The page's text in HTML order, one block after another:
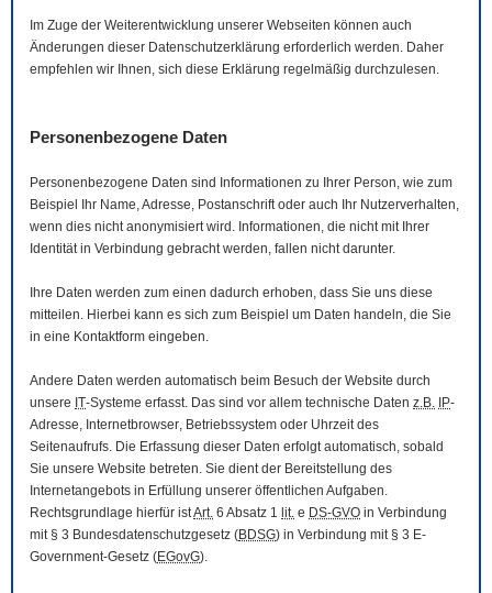
Im Zuge der Weiterentwicklung unserer Webseiten können auch
Änderungen dieser Datenschutzerklärung erforderlich werden. Daher
empfehlen wir Ihnen, sich diese Erklärung regelmäßig durchzulesen.
Personenbezogene Daten
Personenbezogene Daten sind Informationen zu Ihrer Person, wie zum
Beispiel Ihr Name, Adresse, Postanschrift oder auch Ihr Nutzerverhalten,
wenn dies nicht anonymisiert wird. Informationen, die nicht mit Ihrer
Identität in Verbindung gebracht werden, fallen nicht darunter.
Ihre Daten werden zum einen dadurch erhoben, dass Sie uns diese
mitteilen. Hierbei kann es sich zum Beispiel um Daten handeln, die Sie
in eine Kontaktform eingeben.
Andere Daten werden automatisch beim Besuch der Website durch
unsere IT-Systeme erfasst. Das sind vor allem technische Daten z.B. IP-
Adresse, Internetbrowser, Betriebssystem oder Uhrzeit des
Seitenaufrufs. Die Erfassung dieser Daten erfolgt automatisch, sobald
Sie unsere Website betreten. Sie dient der Bereitstellung des
Internetangebots in Erfüllung unserer öffentlichen Aufgaben.
Rechtsgrundlage hierfür istArt. 6 Absatz 1 lit. e DS-GVO in Verbindung
mit § 3 Bundesdatenschutzgesetz (BDSG) in Verbindung mit § 3 E-
Government-Gesetz (EGovG).